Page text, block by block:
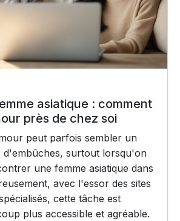
asiatique : comment
près de chez soi
peut parfois sembler un
d'embûches, surtout lorsqu'on
une femme asiatique dans
avec l'essor des sites
cette tâche est
plus accessible et agréable.